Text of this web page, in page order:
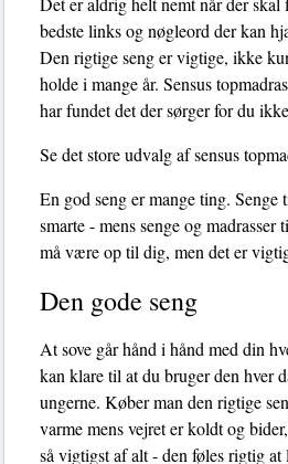
bedste links og nøgleord der kan
Den rigtige seng er vigtige, ikke
holde i mange år. Sensus
har fundet det der sørger for du
Se det store udvalg af sensus
En god seng er mange ting.
smarte - mens senge og
må være op til dig, men det er
Den gode seng
At sove går hånd i hånd med din
kan klare til at du bruger den hver
ungerne. Køber man den rigtige
varme mens vejret er koldt og
så vigtigst af alt - den føles rigtig